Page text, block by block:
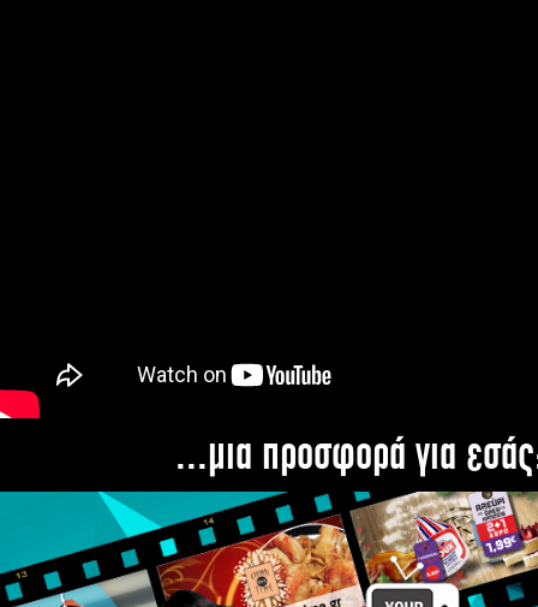
...μια προσφορά για